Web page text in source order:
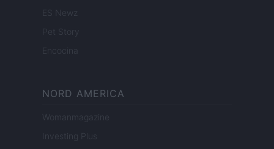
ES Newz
Pet Story
Encocina
NORD AMERICA
Womanmagazine
Investing Plus